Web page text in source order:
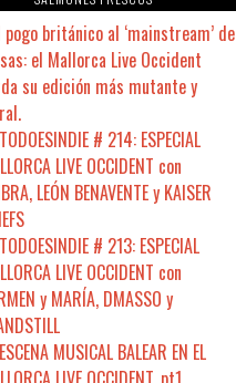
pogo británico al ‘mainstream’ de
el Mallorca Live Occident
su edición más mutante y
# 214: ESPECIAL
LIVE OCCIDENT con
LEÓN BENAVENTE y KAISER
# 213: ESPECIAL
LIVE OCCIDENT con
y MARÍA, DMASSO y
MUSICAL BALEAR EN EL